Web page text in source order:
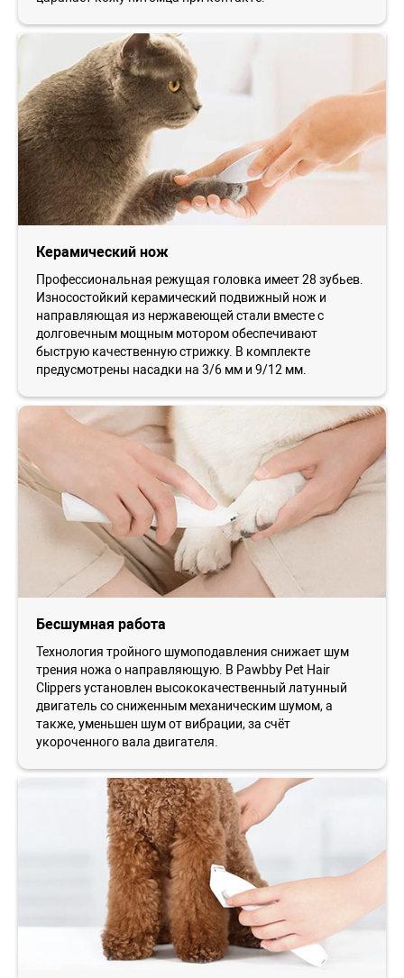
Керамический нож
Профессиональная режущая головка имеет 28 зубьев.
Износостойкий керамический подвижный нож и
направляющая из нержавеющей стали вместе с
долговечным мощным мотором обеспечивают
быструю качественную стрижку. В комплекте
предусмотрены насадки на 3/6 мм и 9/12 мм.
Бесшумная работа
Технология тройного шумоподавления снижает шум
трения ножа о направляющую. В Pawbby Pet Hair
Clippers установлен высококачественный латунный
двигатель со сниженным механическим шумом, а
также, уменьшен шум от вибрации, за счёт
укороченного вала двигателя.